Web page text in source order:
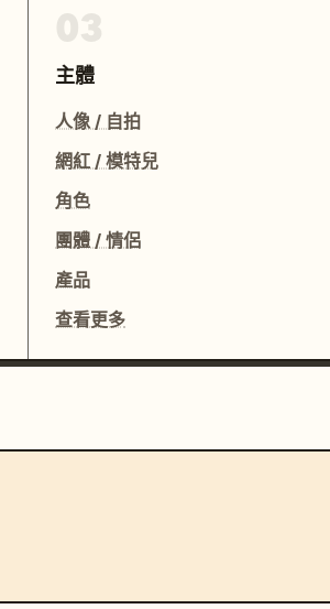
主體
人像 / 自拍
網紅 / 模特兒
角色
團體 / 情侶
產品
查看更多